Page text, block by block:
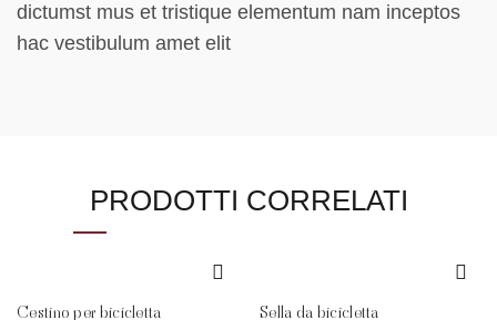
dictumst mus et tristique elementum nam inceptos
hac vestibulum amet elit
PRODOTTI CORRELATI
Cestino per bicicletta Sella da bicicletta